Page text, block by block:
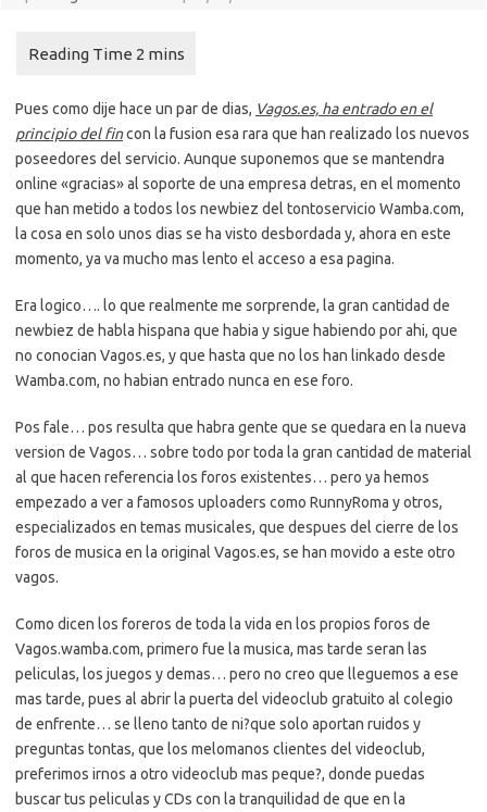
Pues como dije hace un par de dias, Vagos.es, ha entrado en el
principio del fincon la fusion esa rara que han realizado los nuevos
poseedores del servicio. Aunque suponemos que se mantendra
online «gracias» al soporte de una empresa detras, en el momento
que han metido a todos los newbiez del tontoservicio Wamba.com,
la cosa en solo unos dias se ha visto desbordada y, ahora en este
momento, ya va mucho mas lento el acceso a esa pagina.
Era logico…. lo que realmente me sorprende, la gran cantidad de
newbiez de habla hispana que habia y sigue habiendo por ahi, que
no conocian Vagos.es, y que hasta que no los han linkado desde
Wamba.com, no habian entrado nunca en ese foro.
Pos fale… pos resulta que habra gente que se quedara en la nueva
version de Vagos… sobre todo por toda la gran cantidad de material
al que hacen referencia los foros existentes… pero ya hemos
empezado a ver a famosos uploaders como RunnyRoma y otros,
especializados en temas musicales, que despues del cierre de los
foros de musica en la original Vagos.es, se han movido a este otro
vagos.
Como dicen los foreros de toda la vida en los propios foros de
Vagos.wamba.com, primero fue la musica, mas tarde seran las
peliculas, los juegos y demas… pero no creo que lleguemos a ese
mas tarde, pues al abrir la puerta del videoclub gratuito al colegio
de enfrente… se lleno tanto de ni?que solo aportan ruidos y
preguntas tontas, que los melomanos clientes del videoclub,
preferimos irnos a otro videoclub mas peque?, donde puedas
buscar tus peliculas y CDs con la tranquilidad de que en la